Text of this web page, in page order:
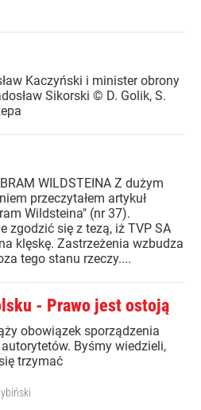
Kaczyński i minister obrony
Sikorski © D. Golik, S.
WILDSTEINA Z dużym
przeczytałem artykuł
Wildsteina" (nr 37).
zgodzić się z tezą, iż TVP SA
klęskę. Zastrzeżenia wzbudza
tego stanu rzeczy....
- Prawo jest ostoją
obowiązek sporządzenia
Byśmy wiedzieli,
trzymać